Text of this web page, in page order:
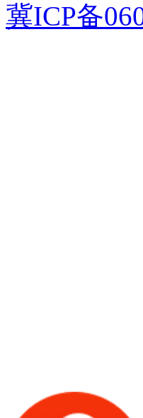
冀ICP备